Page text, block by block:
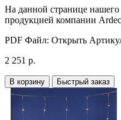
На данной странице нашего
продукцией компании
PDF Файл: Открыть
2 251 р.
В корзину Быстрый заказ